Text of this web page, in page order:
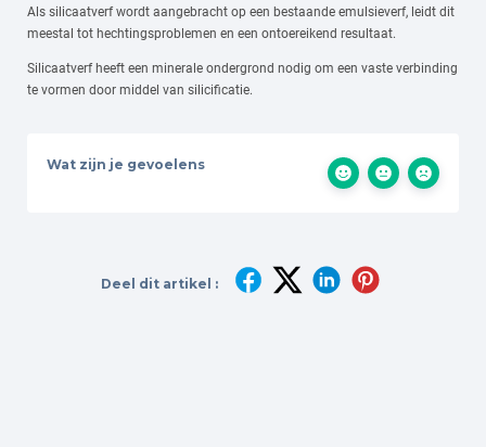
Als silicaatverf wordt aangebracht op een bestaande emulsieverf, leidt dit
meestal tot hechtingsproblemen en een ontoereikend resultaat.
Silicaatverf heeft een minerale ondergrond nodig om een vaste verbinding
te vormen door middel van silicificatie.
Wat zijn je gevoelens
Deel dit artikel :